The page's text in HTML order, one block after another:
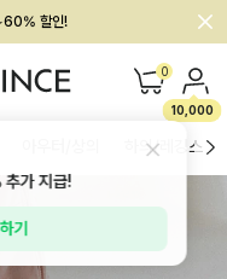
할인!
혜택 0
10,000
하의/레깅스
추가 지급!
기